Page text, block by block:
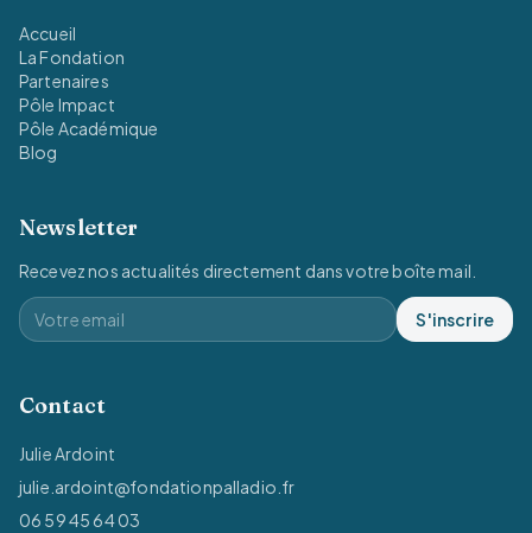
Accueil
La Fondation
Partenaires
Pôle Impact
Pôle Académique
Blog
Newsletter
Recevez nos actualités directement dans votre boîte mail.
S'inscrire
Contact
Julie Ardoint
julie.ardoint@fondationpalladio.fr
06 59 45 64 03